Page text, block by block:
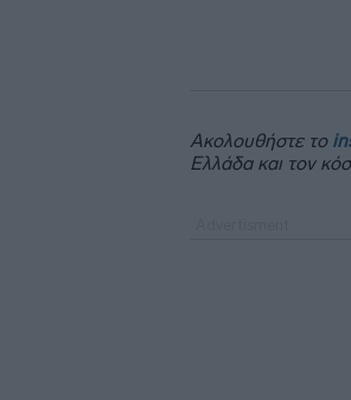
Ακολουθήστε το
Ελλάδα και τον